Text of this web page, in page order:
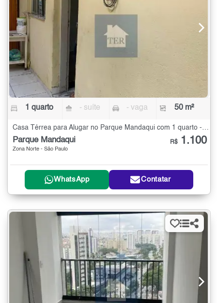
1 quarto - suíte - vaga 50 m²
Casa Térrea para Alugar no Parque Mandaqui com 1 quarto - 50 m²
Parque Mandaqui
Zona Norte - São Paulo
R$ 1.100
WhatsApp Contatar